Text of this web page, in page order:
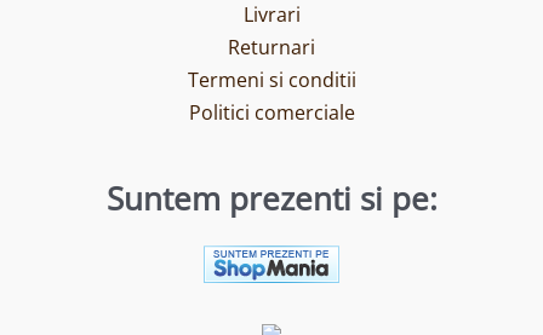
Livrari
Returnari
Termeni si conditii
Politici comerciale
Suntem prezenti si pe: